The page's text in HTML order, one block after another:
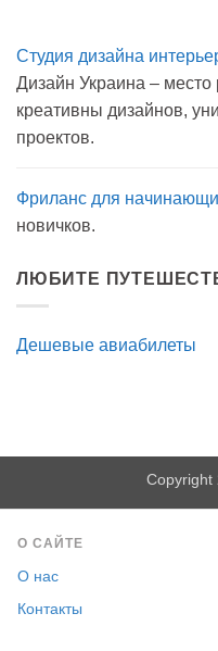
Вода
мылом
прогулку
антисептик.
Студия дизайна
Дизайн Украина –
креативны дизайнов,
проектов.
Фриланс для
новичков.
ЛЮБИТЕ
Дешевые авиабилеты
Copyright
О САЙТЕ
О нас
Контакты